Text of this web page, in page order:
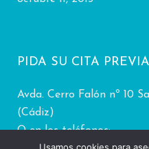
PIDA SU CITA PREVIA
Avda. Cerro Falón nº 10
(Cádiz)
O en los teléfonos: